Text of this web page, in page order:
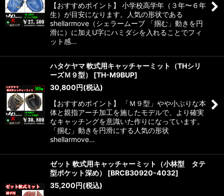
【おすすめポイント】 小学校高学年（３年〜６年
生）が目安になります。人気の形状である
shellarmove（シェラームーブ 「掴む」動きを円
滑に）に加えU字にハミダシを入れることでフィ
ット感…
ハタケヤマ 軟式用キャッチャーミット（THシリ
ーズＭ９型）
[TH-M9BUP]
30,800円(税込)
【おすすめポイント】 「Ｍ９型」やや小ぶりな本
体と親指アーチ加工を施したモデルで、より確実
なキャッチングを意識いた作りになっています。
「掴む」動きを円滑にする人気の形状
shellarmove…
ゼット 軟式用キャッチャーミット（小林型 タテ
型ポケット深め）
[BRCB30920-4032]
35,200円(税込)